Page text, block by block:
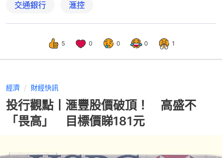
交通銀行 滙控
5 0 0 0 1
經濟 財經快訊
投行觀點丨滙豐股價破頂！ 高盛不
「畏高」 目標價睇181元